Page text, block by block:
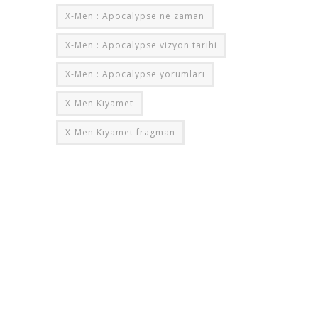
X-Men : Apocalypse ne zaman
X-Men : Apocalypse vizyon tarihi
X-Men : Apocalypse yorumları
X-Men Kıyamet
X-Men Kıyamet fragman